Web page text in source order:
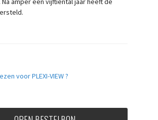
voor PLEXI-VIEW ?